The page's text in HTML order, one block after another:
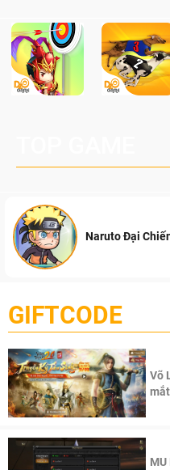
Naruto Đại
GIFTCODE
Võ